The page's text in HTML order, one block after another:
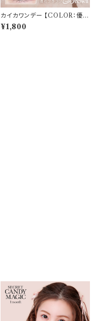
カイカワンデー 【COLOR：優花
ブラウン】 1箱10枚 14.2mm 度
なし 度あり 中野恵那 カラコン
¥1,800